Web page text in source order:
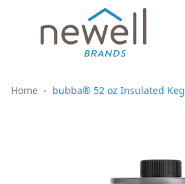
Home bubba® 52 oz Insulated Keg